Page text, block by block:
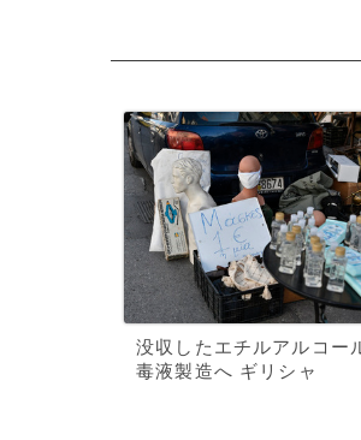
没収したエチルアルコー
毒液製造へ ギリシャ